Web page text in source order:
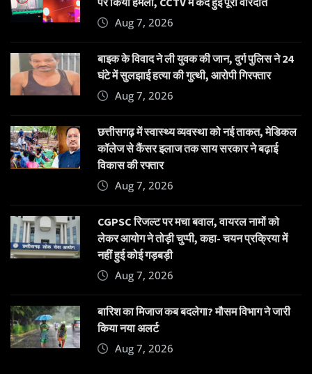
Aug 7, 2026
बाइक के विवाद ने ली युवक की जान, दुर्ग पुलिस ने 24
घंटे में सुलझाई हत्या की गुत्थी, आरोपी गिरफ्तार
Aug 7, 2026
छत्तीसगढ़ में स्वास्थ्य व्यवस्था को नई ताकत, मेडिकल
कॉलेज से कैंसर इलाज तक साय सरकार ने बढ़ाई
विकास की रफ्तार
Aug 7, 2026
CGPSC रिजल्ट पर मचा बवाल, वायरल नामों को
लेकर आयोग ने तोड़ी चुप्पी, कहा- चयन प्रक्रिया में
नहीं हुई कोई गड़बड़ी
Aug 7, 2026
बारिश का मिजाज कब बदलेगा? मौसम विभाग ने जारी
किया नया अलर्ट
Aug 7, 2026